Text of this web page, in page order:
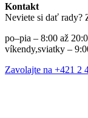
Kontakt
Neviete si dať rady?
po–pia – 8:00 až
víkendy,sviatky –
Zavolajte na +421 2